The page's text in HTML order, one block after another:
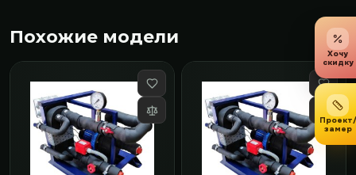
Похожие модели
Хочу
скидку
Проект/
замер